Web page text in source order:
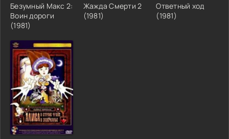
Безумный Макс 2:
Воин дороги
(1981)
Жажда Смерти 2
(1981)
Ответный ход
(1981)